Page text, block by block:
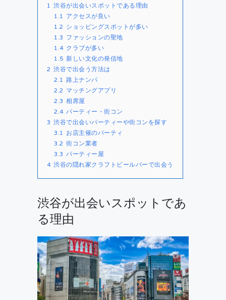
1 渋谷が出会いスポットである理由
1.1 アクセスが良い
1.2 ショッピングスポットが多い
1.3 ファッションの聖地
1.4 クラブが多い
1.5 新しい文化の発信地
2 渋谷で出会う方法は
2.1 路上ナンパ
2.2 マッチングアプリ
2.3 相席屋
2.4 パーティー・街コン
3 渋谷で出会いパーティーや街コンを探す
3.1 お店主催のパーティ
3.2 街コン業者
3.3 パーティー屋
4 渋谷の隠れ家クラフトビールバーで出会う
渋谷が出会いスポットであ
る理由